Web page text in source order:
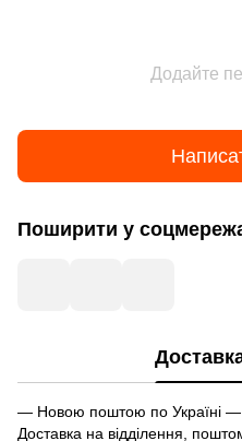
Додайте
Поширити у
— Новою поштою по Україні —
Доставка на відділення,